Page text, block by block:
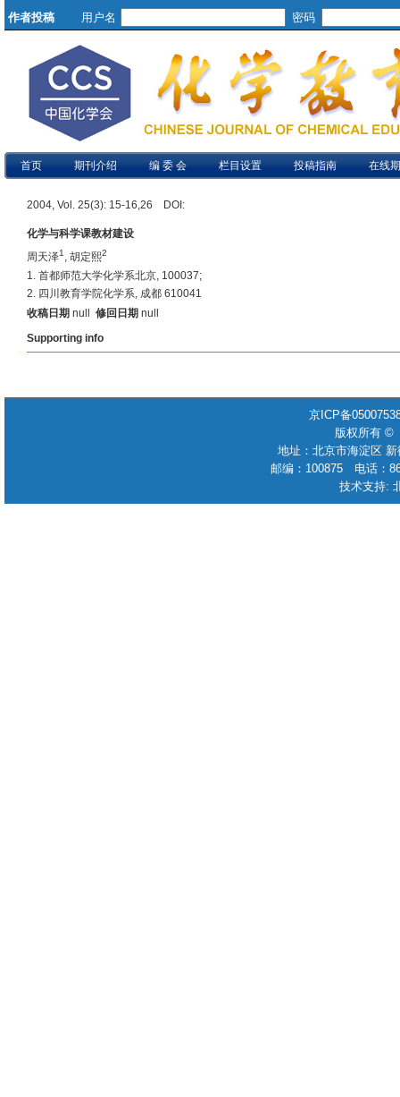
作者投稿 用户名 密码
首页 期刊介绍 编 委 会 栏目设置 投稿指南 在线
2004, Vol. 25(3): 15-16,26 DOI:
化学与科学课教材建设
周天泽1 , 胡定熙2
1. 首都师范大学化学系北京, 100037;
2. 四川教育学院化学系, 成都 610041
收稿日期 null 修回日期 null
Supporting info
京ICP备
版权所有 ©
地址：北京市海淀区
邮编：100875 电话：
技术支持: